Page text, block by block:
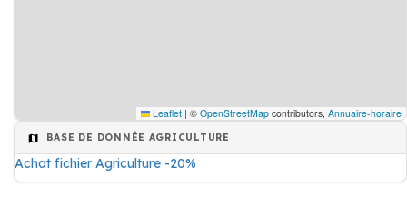
Leaflet | © OpenStreetMap contributors, Annuaire-horaire
BASE DE DONNÉE AGRICULTURE
Achat fichier Agriculture -20%